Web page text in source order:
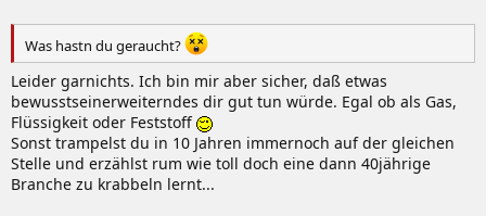
Was hastn du geraucht?
Leider garnichts. Ich bin mir aber sicher, daß etwas
bewusstseinerweiterndes dir gut tun würde. Egal ob als Gas,
Flüssigkeit oder Feststoff
Sonst trampelst du in 10 Jahren immernoch auf der gleichen
Stelle und erzählst rum wie toll doch eine dann 40jährige
Branche zu krabbeln lernt...